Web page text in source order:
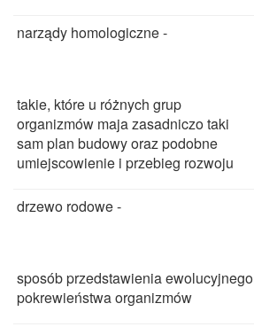
narządy homologiczne -
takie, które u różnych grup
organizmów maja zasadniczo taki
sam plan budowy oraz podobne
umiejscowienie i przebieg rozwoju
drzewo rodowe -
sposób przedstawienia ewolucyjnego
pokrewieństwa organizmów